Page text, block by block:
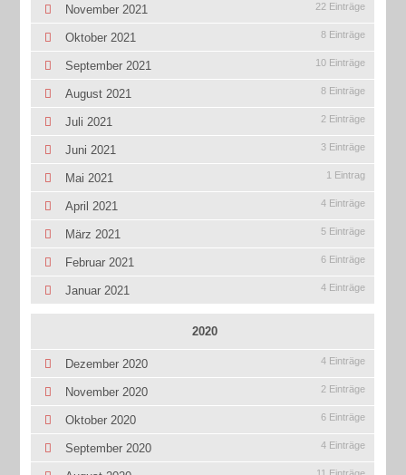
November 2021 22 Einträge
Oktober 2021 8 Einträge
September 2021 10 Einträge
August 2021 8 Einträge
Juli 2021 2 Einträge
Juni 2021 3 Einträge
Mai 2021 1 Eintrag
April 2021 4 Einträge
März 2021 5 Einträge
Februar 2021 6 Einträge
Januar 2021 4 Einträge
2020
Dezember 2020 4 Einträge
November 2020 2 Einträge
Oktober 2020 6 Einträge
September 2020 4 Einträge